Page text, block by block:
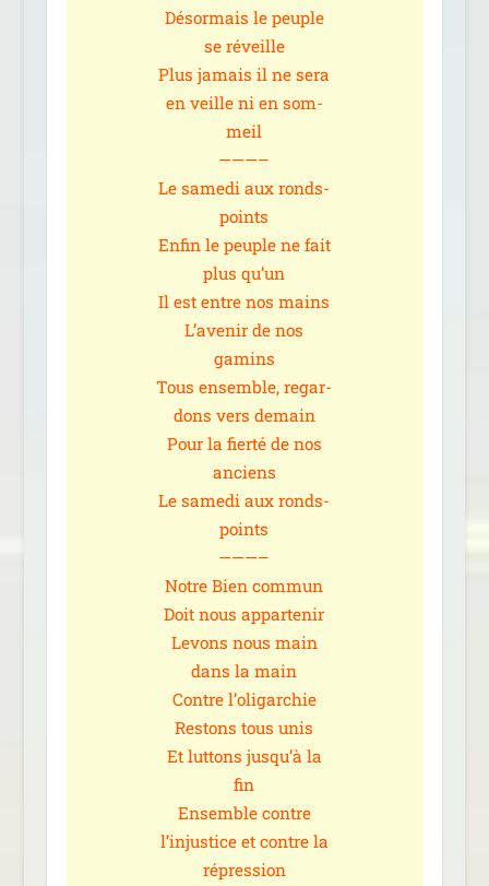
Désormais le peuple
se réveille
Plus jamais il ne sera
en veille ni en som­
meil
———–
Le same­di aux ronds-
points
Enfin le peuple ne fait
plus qu’un
Il est entre nos mains
L’avenir de nos
gamins
Tous ensemble, regar­
dons vers demain
Pour la fier­té de nos
anciens
Le same­di aux ronds-
points
———–
Notre Bien com­mun
Doit nous appar­te­nir
Levons nous main
dans la main
Contre l’oligarchie
Restons tous unis
Et lut­tons jusqu’à la
fin
Ensemble contre
l’injustice et contre la
répres­sion